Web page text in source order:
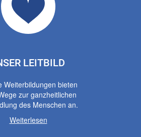
LEITBILD
Weiterbildungen bieten
zur ganzheitlichen
des Menschen an.
Weiterlesen